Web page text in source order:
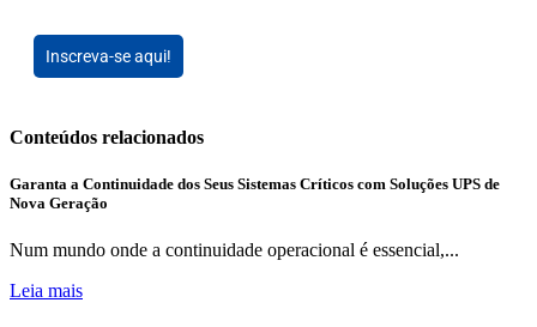
Inscreva-se aqui!
Conteúdos relacionados
Garanta a Continuidade dos Seus Sistemas Críticos com Soluções UPS de
Nova Geração
Num mundo onde a continuidade operacional é essencial,...
Leia mais